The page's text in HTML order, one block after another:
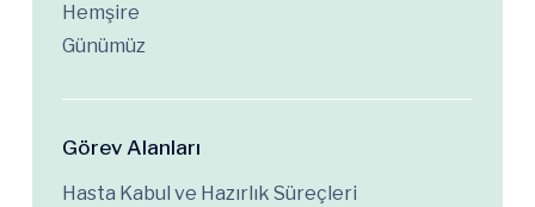
Hemşire
Günümüz
Görev Alanları
Hasta Kabul ve Hazırlık Süreçleri